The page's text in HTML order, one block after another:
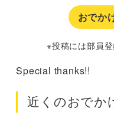
おでか
※投稿には部員
Special thanks!!
近くのおでか